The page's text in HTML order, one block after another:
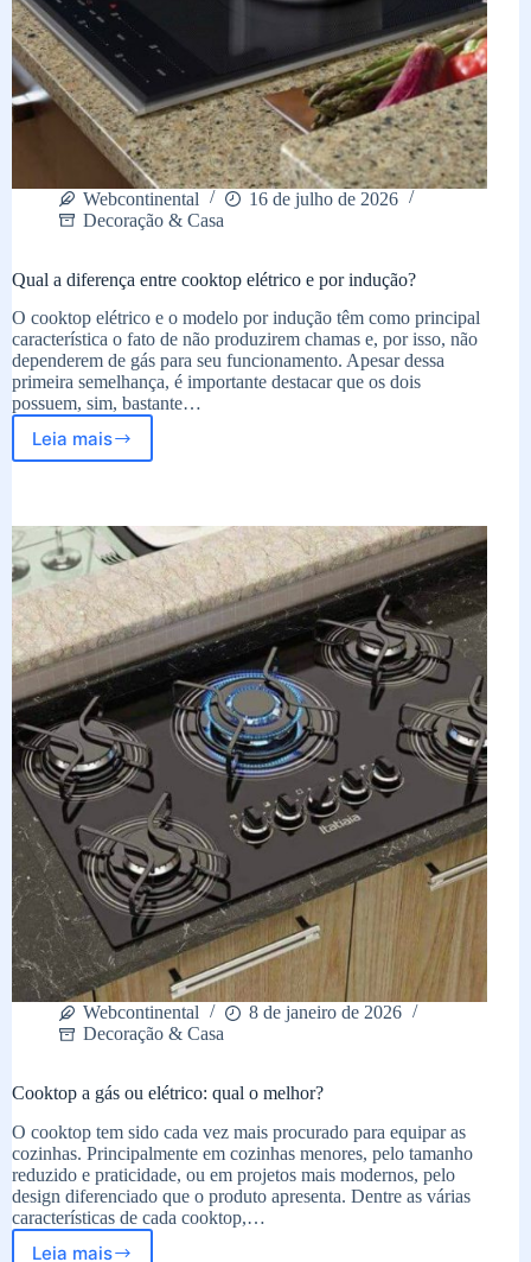
Webcontinental
16 de julho de 2026
Decoração & Casa
Qual a diferença entre cooktop elétrico e por indução?
O cooktop elétrico e o modelo por indução têm como principal
característica o fato de não produzirem chamas e, por isso, não
dependerem de gás para seu funcionamento. Apesar dessa
primeira semelhança, é importante destacar que os dois
possuem, sim, bastante…
Leia mais
Qual
cooktop
elétrico
e
por
indução?
Webcontinental
8 de janeiro de 2026
Decoração & Casa
Cooktop a gás ou elétrico: qual o melhor?
O cooktop tem sido cada vez mais procurado para equipar as
cozinhas. Principalmente em cozinhas menores, pelo tamanho
reduzido e praticidade, ou em projetos mais modernos, pelo
design diferenciado que o produto apresenta. Dentre as várias
características de cada cooktop,…
Leia mais